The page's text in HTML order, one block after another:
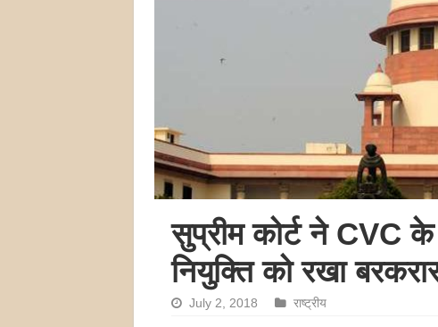
सुप्रीम कोर्ट ने CVC
नियुक्ति को रखा
July 2, 2018 राष्ट्रीय